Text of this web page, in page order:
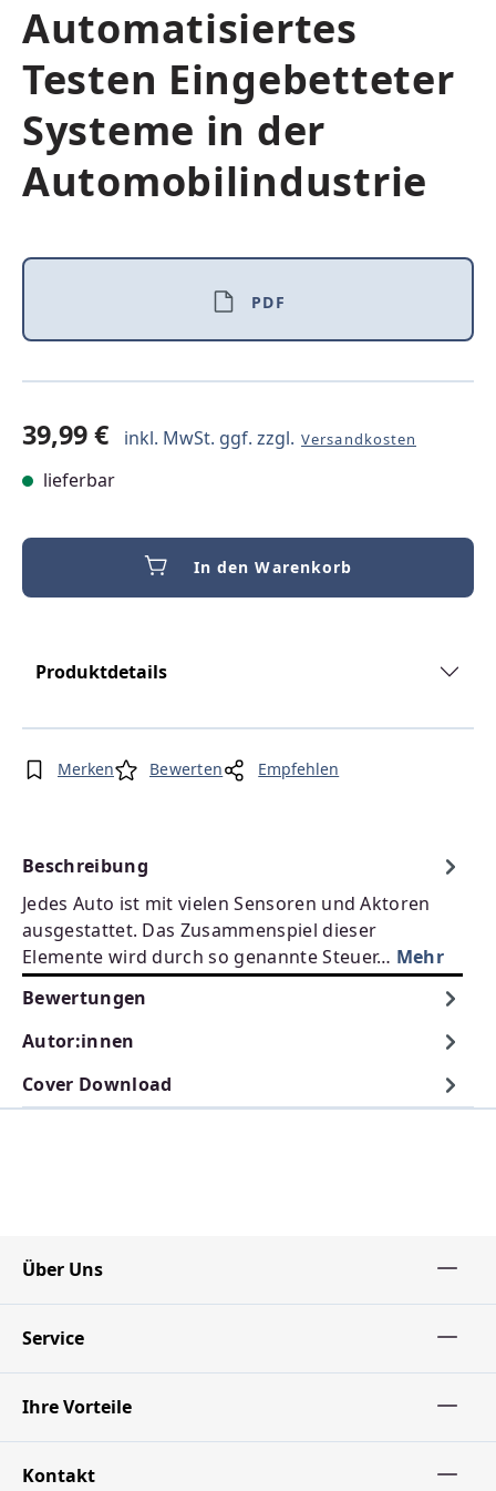
Automatisiertes
Testen Eingebetteter
Systeme in der
Automobilindustrie
PDF
39,99 € inkl. MwSt. ggf. zzgl. Versandkosten
lieferbar
In den Warenkorb
Produktdetails
Merken Bewerten Empfehlen
Beschreibung
Jedes Auto ist mit vielen Sensoren und Aktoren
ausgestattet. Das Zusammenspiel dieser
Elemente wird durch so genannte Steuer… Mehr
Bewertungen
Autor:innen
Cover Download
Über Uns
Service
Ihre Vorteile
Kontakt